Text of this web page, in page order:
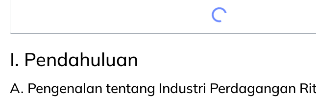
I. Pendahuluan
A. Pengenalan tentang Industri Perdagangan